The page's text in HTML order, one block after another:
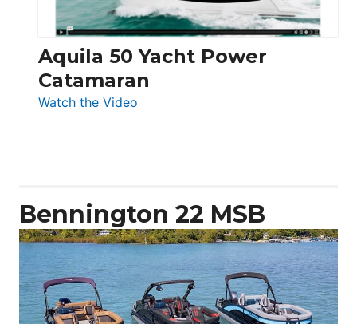
Aquila 50 Yacht Power
Catamaran
Watch the Video
Bennington 22 MSB